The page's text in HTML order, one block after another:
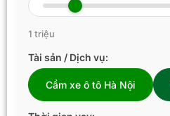
1 triệu
Tài sản / Dịch vụ:
Cầm xe ô tô Hà Nội